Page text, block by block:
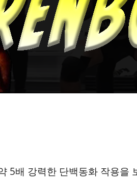
5배 강력한 단백동화 작용을